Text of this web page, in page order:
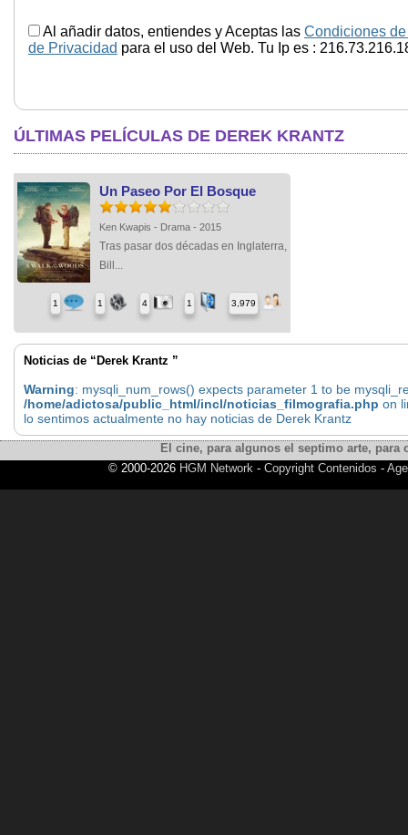
Al añadir datos, entiendes y Aceptas las Condiciones
de Privacidad para el uso del Web. Tu Ip es :
ÚLTIMAS PELÍCULAS DE DEREK KRANTZ
Un Paseo Por El Bosque
Ken Kwapis - Drama - 2015
Tras pasar dos décadas en Inglaterra,
Bill...
1 1 4 1 3,979
Noticias de “Derek Krantz ”
Warning: mysqli_num_rows() expects parameter 1 to be
/home/adictosa/public_html/incl/noticias_filmografia.php on
lo sentimos actualmente no hay noticias de Derek Krantz
El cine, para algunos el septimo arte,
© 2000-2026 HGM Network- Copyright Contenidos -